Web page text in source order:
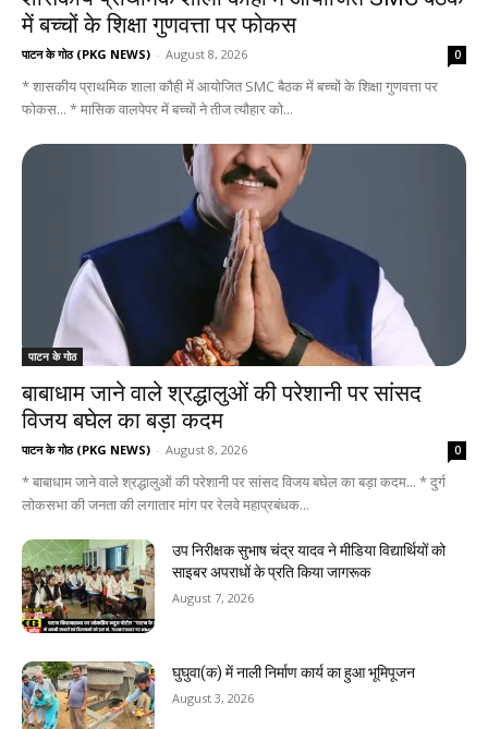
में बच्चों के शिक्षा गुणवत्ता पर फोकस
पाटन के गोठ (PKG NEWS) - August 8, 2026 0
* शासकीय प्राथमिक शाला कौही में आयोजित SMC बैठक में बच्चों के शिक्षा गुणवत्ता पर
फोकस... * मासिक वालपेपर में बच्चों ने तीज त्यौहार को...
पाटन के गोठ
बाबाधाम जाने वाले श्रद्धालुओं की परेशानी पर सांसद
विजय बघेल का बड़ा कदम
पाटन के गोठ (PKG NEWS) - August 8, 2026 0
* बाबाधाम जाने वाले श्रद्धालुओं की परेशानी पर सांसद विजय बघेल का बड़ा कदम... * दुर्ग
लोकसभा की जनता की लगातार मांग पर रेलवे महाप्रबंधक...
उप निरीक्षक सुभाष चंद्र यादव ने मीडिया विद्यार्थियों को
साइबर अपराधों के प्रति किया जागरूक
August 7, 2026
घुघुवा(क) में नाली निर्माण कार्य का हुआ भूमिपूजन
August 3, 2026